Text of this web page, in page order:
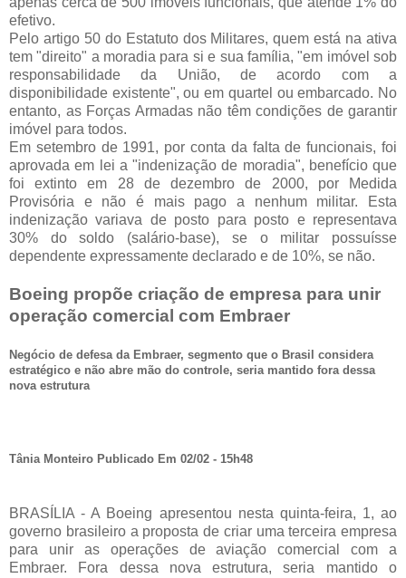
efetivo.
Pelo artigo 50 do Estatuto dos Militares, quem está na ativa
tem "direito" a moradia para si e sua família, "em imóvel sob
responsabilidade da União, de acordo com a
disponibilidade existente", ou em quartel ou embarcado. No
entanto, as Forças Armadas não têm condições de garantir
imóvel para todos.
Em setembro de 1991, por conta da falta de funcionais, foi
aprovada em lei a "indenização de moradia", benefício que
foi extinto em 28 de dezembro de 2000, por Medida
Provisória e não é mais pago a nenhum militar. Esta
indenização variava de posto para posto e representava
30% do soldo (salário-base), se o militar possuísse
dependente expressamente declarado e de 10%, se não.
Boeing propõe criação de empresa para unir
operação comercial com Embraer
Negócio de defesa da Embraer, segmento que o Brasil considera
estratégico e não abre mão do controle, seria mantido fora dessa
nova estrutura
Tânia Monteiro Publicado Em 02/02 - 15h48
BRASÍLIA - A Boeing apresentou nesta quinta-feira, 1, ao
governo brasileiro a proposta de criar uma terceira empresa
para unir as operações de aviação comercial com a
Embraer. Fora dessa nova estrutura, seria mantido o